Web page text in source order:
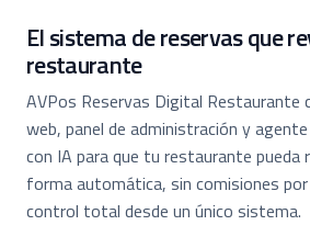
El sistema de reservas que
restaurante
AVPos Reservas Digital Restaurante
web, panel de administración y
con IA para que tu restaurante pueda
forma automática, sin comisiones
control total desde un único sistema.